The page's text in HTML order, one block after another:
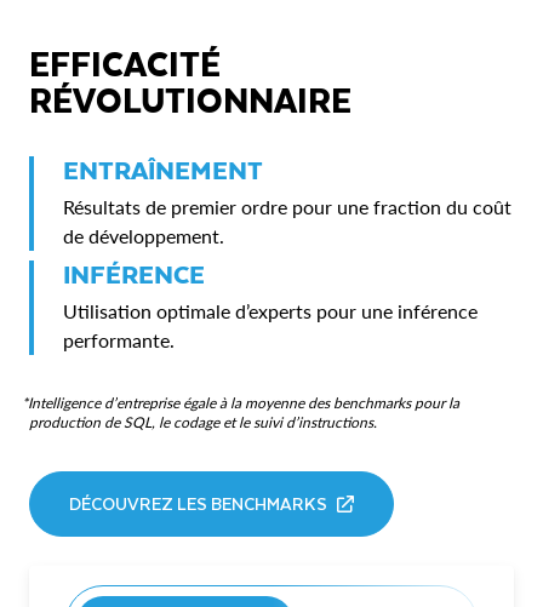
EFFICACITÉ
RÉVOLUTIONNAIRE
ENTRAÎNEMENT
Résultats de premier ordre pour une fraction du coût
de développement.
INFÉRENCE
Utilisation optimale d’experts pour une inférence
performante.
*Intelligence d’entreprise égale à la moyenne des benchmarks pour la
production de SQL, le codage et le suivi d’instructions.
DÉCOUVREZ LES BENCHMARKS